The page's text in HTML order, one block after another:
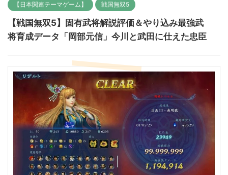
【日本関連テーマゲーム】 戦国無双5
【戦国無双5】固有武将解説評価＆やり込み最強武
将育成データ「岡部元信」今川と武田に仕えた忠臣